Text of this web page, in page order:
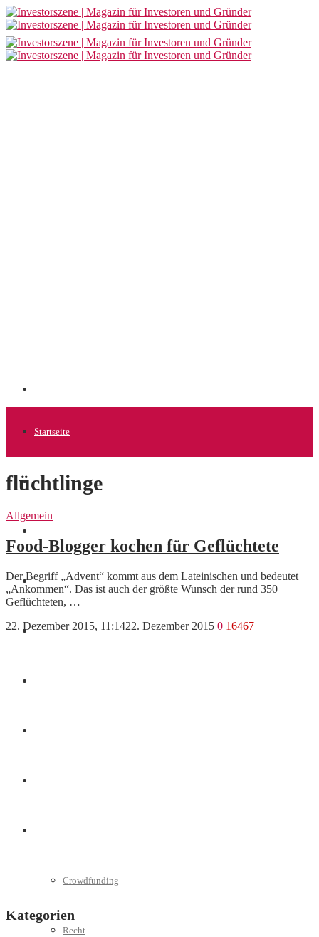
Startseite
Allgemein
News
Finanzen
Crowdfunding
Recht
flüchtlinge
Allgemein
Food-Blogger kochen für Geflüchtete
Der Begriff „Advent“ kommt aus dem Lateinischen und bedeutet
„Ankommen“. Das ist auch der größte Wunsch der rund 350
Geflüchteten, …
22. Dezember 2015, 11:1422. Dezember 2015 0 16467
Kategorien